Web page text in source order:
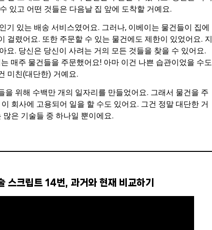
있고 어떤 것들은 다음날 집 앞에 도착할 거예요.
기 있는 배송 서비스였어요. 그러나, 이베이는 물건들이 집에
걸렸어요. 또한 주문할 수 있는 물건에도 제한이 있었어요. 지
요. 당신은 당신이 사려는 거의 모든 것들을 찾을 수 있어요.
매주 물건들을 주문했어요! 아마 이건 나쁜 습관이었을 수도
미친(대단한) 거예요.
을 위해 수백만 개의 일자리를 만들었어요. 그래서 물건을 주
회사에 고용되어 일을 할 수도 있어요. 그건 정말 대단한 거
많은 기술들 중 하나일 뿐이에요.
스크립트 14번, 과거와 현재 비교하기